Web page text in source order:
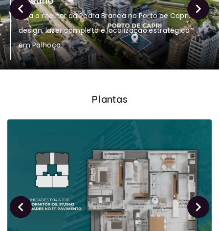
Viva o melhor da Pedra Branca no Porto de Capri:
design, lazer completo e localização estratégica
em Palhoça.
Plantas